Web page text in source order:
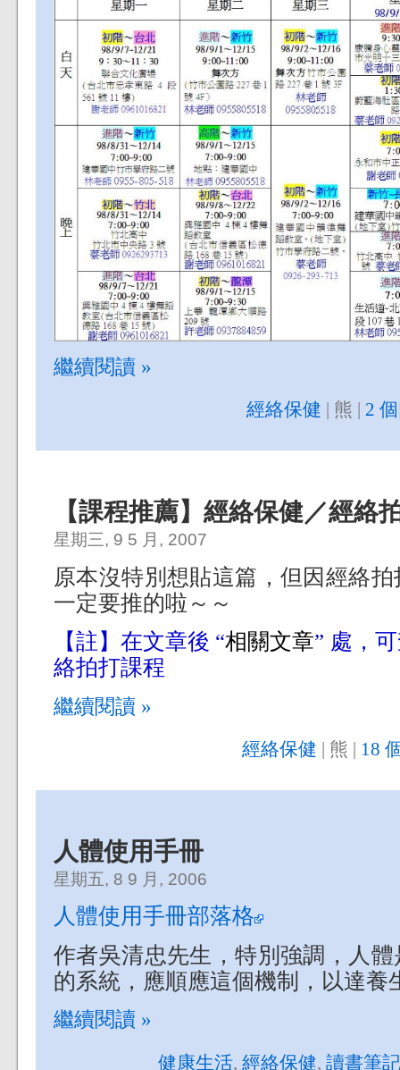
繼續閱讀 »
經絡保健 | 熊 | 2
【課程推薦】經絡保健／經絡
星期三, 9 5 月, 2007
原本沒特別想貼這篇，但因經絡
一定要推的啦～～
【註】在文章後 “相關文章” 處，
絡拍打課程
繼續閱讀 »
經絡保健 | 熊 | 18
人體使用手冊
星期五, 8 9 月, 2006
人體使用手冊部落格
作者吳清忠先生，特別強調，人
的系統，應順應這個機制，以達養
繼續閱讀 »
健康生活, 經絡保健, 讀書筆記